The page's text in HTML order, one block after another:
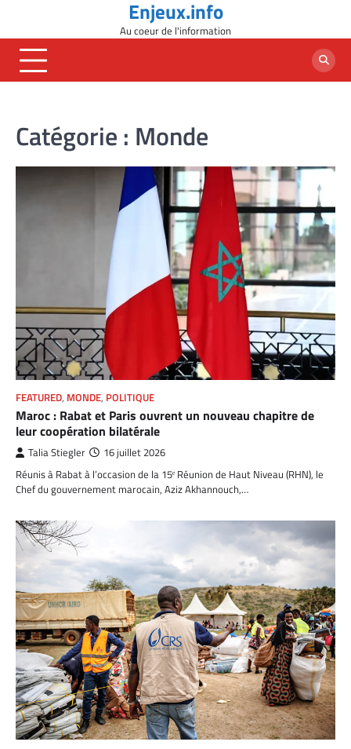
content
Enjeux.info
Au coeur de l'information
Catégorie : Monde
FEATURED, MONDE, POLITIQUE
Maroc : Rabat et Paris ouvrent un nouveau chapitre de
leur coopération bilatérale
Talia Stiegler 16 juillet 2026
Réunis à Rabat à l’occasion de la 15ᵉ Réunion de Haut Niveau (RHN), le
Chef du gouvernement marocain, Aziz Akhannouch,…